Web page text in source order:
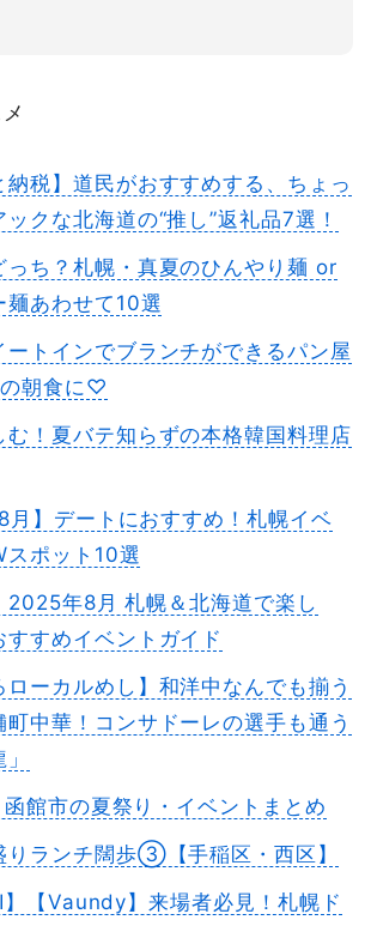
納税】道民がおすすめする、ちょっ
クな北海道の“推し”返礼品7選！
っち？札幌・真夏のひんやり麺 or
麺あわせて10選
ートインでブランチができるパン屋
朝食に♡
む！夏バテ知らずの本格韓国料理店
月】デートにおすすめ！札幌イベ
スポット10選
2025年8月 札幌＆北海道で楽し
すすめイベントガイド
ローカルめし】和洋中なんでも揃う
町中華！コンサドーレの選手も通う
館市の夏祭り・イベントまとめ
りランチ闊歩③【手稲区・西区】
】【Vaundy】来場者必見！札幌ド